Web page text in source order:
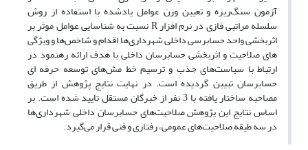
آزمون سنگ‌ریزه و تعیین وزن عوامل یادشده با استفاده از روش
سلسله مراتبی فازی در نرم افزار R نسبت به شناسایی عوامل موثر بر
اثربخشی واحد حسابرسی داخلی شهرداری‌ها اقدام و شاخص‌ها و ویژگی
های صلاحیت و اثربخشی حسابرسان داخلی با هدف ارائه رهنمود در
ارتباط با سیاست‌های جذب و ترسیم خط مش‌های توسعه حرفه ای
حسابرسان تبیین گردیده است. در نهایت نتایج پژوهش از طریق
مصاحبه ساختار یافته با 3 نفر از خبرگان مستقل تایید شده است. بر
اساس نتایج این پژوهش صلاحیت‌های حسابرسان داخلی شهرداری‌ها
در سه طیقه صلاحیت‌های عمومی، رفتاری و فنی قرار می‌گیرد.